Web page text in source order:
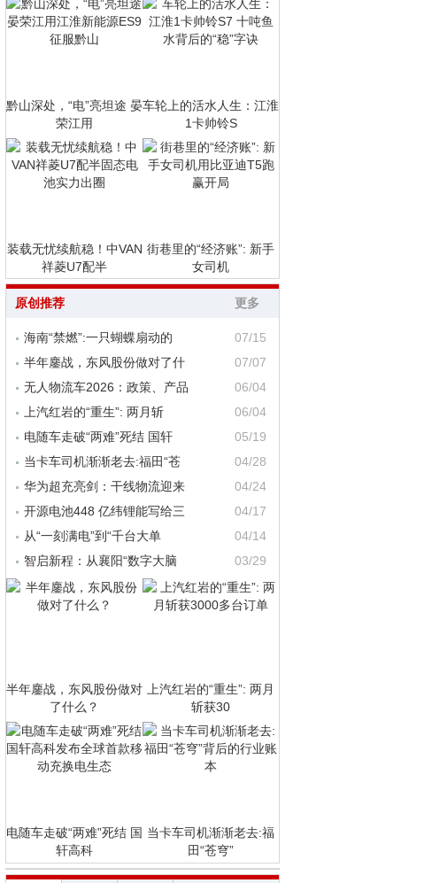
黔山深处，“电”亮坦途 晏
荣江用
车轮上的活水人生：江淮
1卡帅铃S
装载无忧续航稳！中VAN
祥菱U7配半
街巷里的“经济账”: 新手
女司机
原创推荐 更多
海南“禁燃”:一只蝴蝶扇动的
07/15
半年鏖战，东风股份做对了什
07/07
无人物流车2026：政策、产品
06/04
上汽红岩的“重生”: 两月斩
06/04
电随车走破“两难”死结 国轩
05/19
当卡车司机渐渐老去:福田“苍
04/28
华为超充亮剑：干线物流迎来
04/24
开源电池448 亿纬锂能写给三
04/17
从“一刻满电”到“千台大单
04/14
智启新程：从襄阳“数字大脑
03/29
半年鏖战，东风股份做对
了什么？
上汽红岩的“重生”: 两月
斩获30
电随车走破“两难”死结 国
轩高科
当卡车司机渐渐老去:福
田“苍穹”